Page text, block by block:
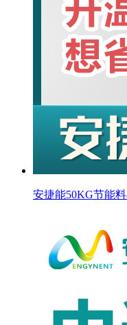
安捷能50KG节能